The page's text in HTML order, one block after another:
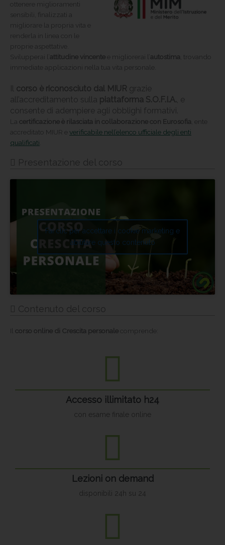
ottenere miglioramenti
sensibili, finalizzati a
migliorare la propria vita e
renderla in linea con le
proprie aspettative.
Svilupperai l’ attitudine vincentee migliorerai l’ autostima , trovando
immediate applicazioni nella tua vita personale.
Il corso è riconosciuto dal MIUR grazie
all’accreditamento sulla piattaforma S.O.F.I.A., e
consente di adempiere agli obblighi formativi.
La certificazione è rilasciata in collaborazione con Eurosofia , ente
accreditato MIUR e verificabile nell’elenco ufficiale degli enti
qualificati
Presentazione del corso
Fai clic per accettare i cookie marketing e
abilitare questo contenuto
Contenuto del corso
Il corso online di Crescita personalecomprende:
Accesso illimitato h24
con esame finale online
Lezioni on demand
disponibili 24h su 24